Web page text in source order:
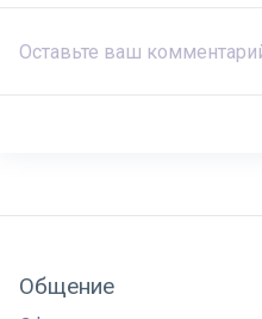
Общение